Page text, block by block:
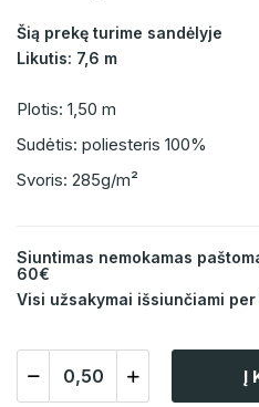
Šią prekę turime sandėlyje
Likutis: 7,6 m
Plotis: 1,50 m
Sudėtis: poliesteris 100%
Svoris: 285g/m²
Siuntimas nemokamas
60€
Visi užsakymai išsiunčiami
Į